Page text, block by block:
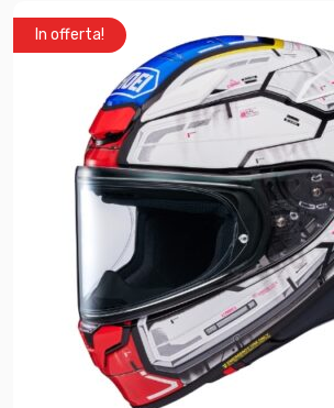
In offerta!